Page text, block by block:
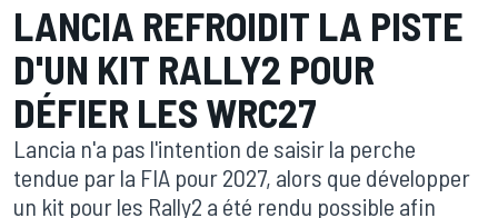
LANCIA REFROIDIT LA PISTE
D'UN KIT RALLY2 POUR
DÉFIER LES WRC27
Lancia n'a pas l'intention de saisir la perche
tendue par la FIA pour 2027, alors que développer
un kit pour les Rally2 a été rendu possible afin